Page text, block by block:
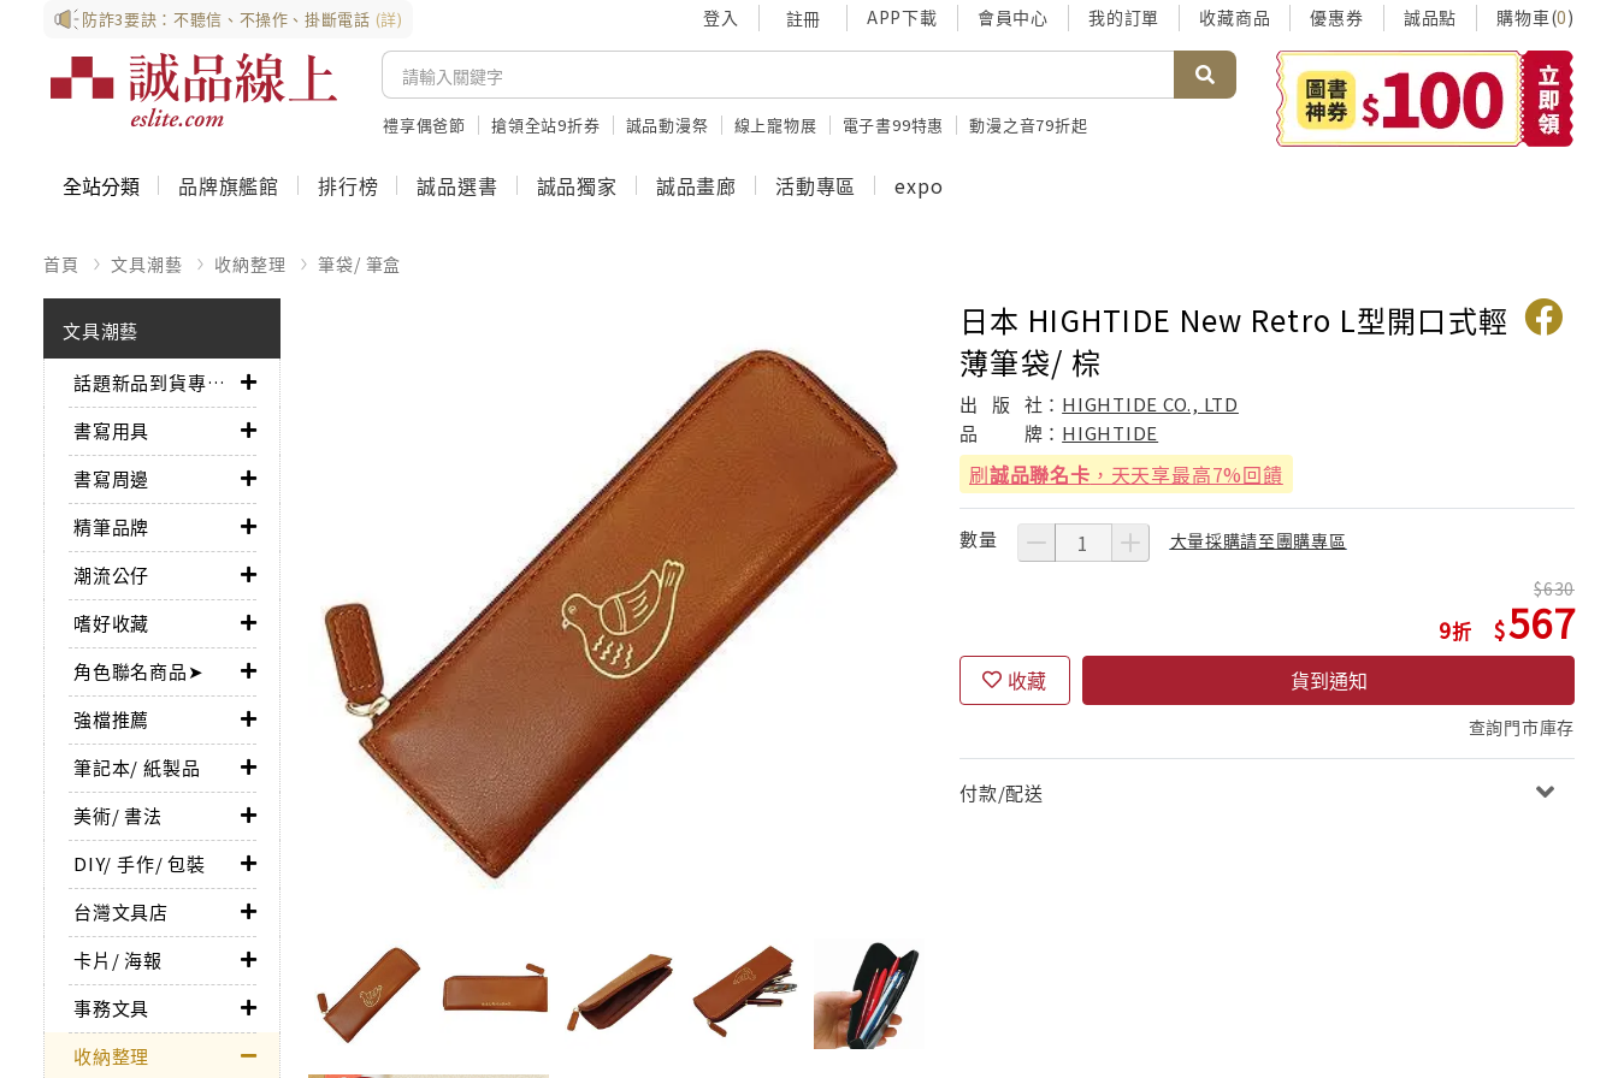
防詐3要訣：不聽信、不操作、掛斷電話 (詳) 登入 註冊 APP下載 會員中心 我的訂單 收藏商品 優惠券 誠品點 購物車(0)
禮享偶爸節 搶領全站9折券 誠品動漫祭 線上寵物展 電子書99特惠 動漫之音79折起
全站分類 品牌旗艦館 排行榜 誠品選書 誠品獨家 誠品畫廊 活動專區 expo
首頁 文具潮藝 收納整理 筆袋/ 筆盒
文具潮藝
話題新品到貨專區➤
書寫用具
書寫周邊
精筆品牌
潮流公仔
嗜好收藏
角色聯名商品➤
強檔推薦
筆記本/ 紙製品
美術/ 書法
DIY/ 手作/ 包裝
台灣文具店
卡片/ 海報
事務文具
收納整理
日本 HIGHTIDE New Retro L型開口式輕
薄筆袋/ 棕
出 版 社： HIGHTIDE CO., LTD
品
牌： HIGHTIDE
刷誠品聯名卡 ，天天享最高7%回饋
數量 大量採購請至團購專區
9
630
567
收藏 貨到通知
查詢門市庫存
付款/配送